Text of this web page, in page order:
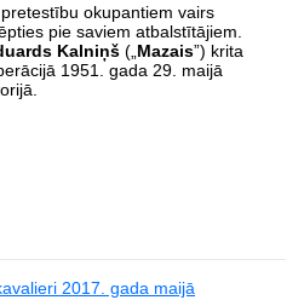
okupantiem vairs
pie saviem atbalstītājiem.
Kalniņš („ Mazais”) krita
1951. gada 29. maijā
2017. gada maijā